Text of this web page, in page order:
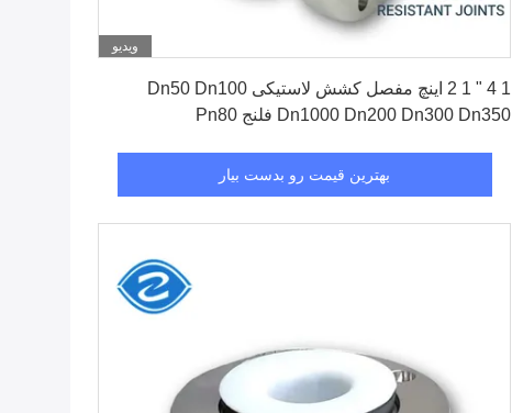
ویدیو
1 4 " 1 2 اینچ مفصل کشش لاستیکی Dn50 Dn100
Dn1000 Dn200 Dn300 Dn350 فلنج Pn80
بهترین قیمت رو بدست بیار